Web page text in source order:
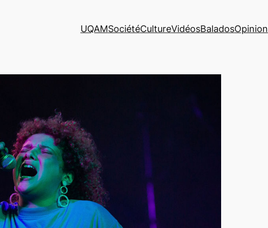
UQAMSociétéCultureVidéosBaladosOpinion